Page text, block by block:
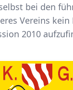
bei den
Vereins kein
2010